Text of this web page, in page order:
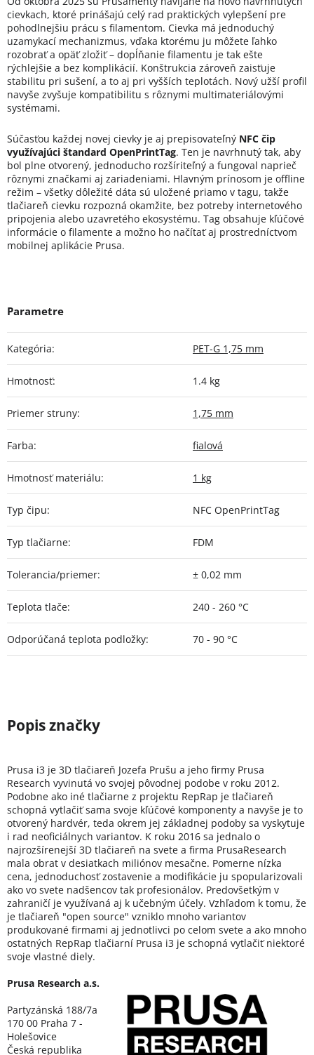
cievkach, ktoré prinášajú celý rad praktických vylepšení pre
pohodlnejšiu prácu s filamentom. Cievka má jednoduchý
uzamykací mechanizmus, vďaka ktorému ju môžete ľahko
rozobrať a opäť zložiť – dopĺňanie filamentu je tak ešte
rýchlejšie a bez komplikácií. Konštrukcia zároveň zaisťuje
stabilitu pri sušení, a to aj pri vyšších teplotách. Nový užší profil
navyše zvyšuje kompatibilitu s rôznymi multimateriálovými
systémami.
Súčasťou každej novej cievky je aj prepisovateľný NFC čip
využívajúci štandard OpenPrintTag. Ten je navrhnutý tak, aby
bol plne otvorený, jednoducho rozšíriteľný a fungoval naprieč
rôznymi značkami aj zariadeniami. Hlavným prínosom je offline
režim – všetky dôležité dáta sú uložené priamo v tagu, takže
tlačiareň cievku rozpozná okamžite, bez potreby internetového
pripojenia alebo uzavretého ekosystému. Tag obsahuje kľúčové
informácie o filamente a možno ho načítať aj prostredníctvom
mobilnej aplikácie Prusa.
Kategória: PET-G 1,75 mm
Hmotnosť: 1.4 kg
Priemer struny: 1,75 mm
Farba: fialová
Hmotnosť materiálu: 1 kg
Typ čipu: NFC OpenPrintTag
Typ tlačiarne: FDM
Tolerancia/priemer: ± 0,02 mm
Teplota tlače: 240 - 260 °C
Odporúčaná teplota podložky: 70 - 90 °C
Prusa i3 je 3D tlačiareň Jozefa Prušu a jeho firmy Prusa
Research vyvinutá vo svojej pôvodnej podobe v roku 2012.
Podobne ako iné tlačiarne z projektu RepRap je tlačiareň
schopná vytlačiť sama svoje kľúčové komponenty a navyše je to
otvorený hardvér, teda okrem jej základnej podoby sa vyskytuje
i rad neoficiálnych variantov. K roku 2016 sa jednalo o
najrozšírenejší 3D tlačiareň na svete a firma PrusaResearch
mala obrat v desiatkach miliónov mesačne. Pomerne nízka
cena, jednoduchosť zostavenie a modifikácie ju spopularizovali
ako vo svete nadšencov tak profesionálov. Predovšetkým v
zahraničí je využívaná aj k učebným účely. Vzhľadom k tomu, že
je tlačiareň "open source" vzniklo mnoho variantov
produkované firmami aj jednotlivci po celom svete a ako mnoho
ostatných RepRap tlačiarní Prusa i3 je schopná vytlačiť niektoré
svoje vlastné diely.
Prusa Research a.s.
Partyzánská 188/7a
170 00 Praha 7 -
Holešovice
Česká republika